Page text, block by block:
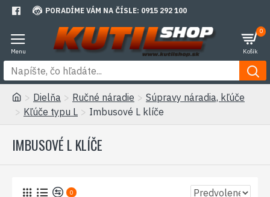
PORADÍME VÁM NA ČÍSLE: 0915 292 100
0
Dielňa Ručné náradie
Súpravy náradia, kľúče
Kľúče typu L
Imbusové L klíče
IMBUSOVÉ L KLÍČE
0